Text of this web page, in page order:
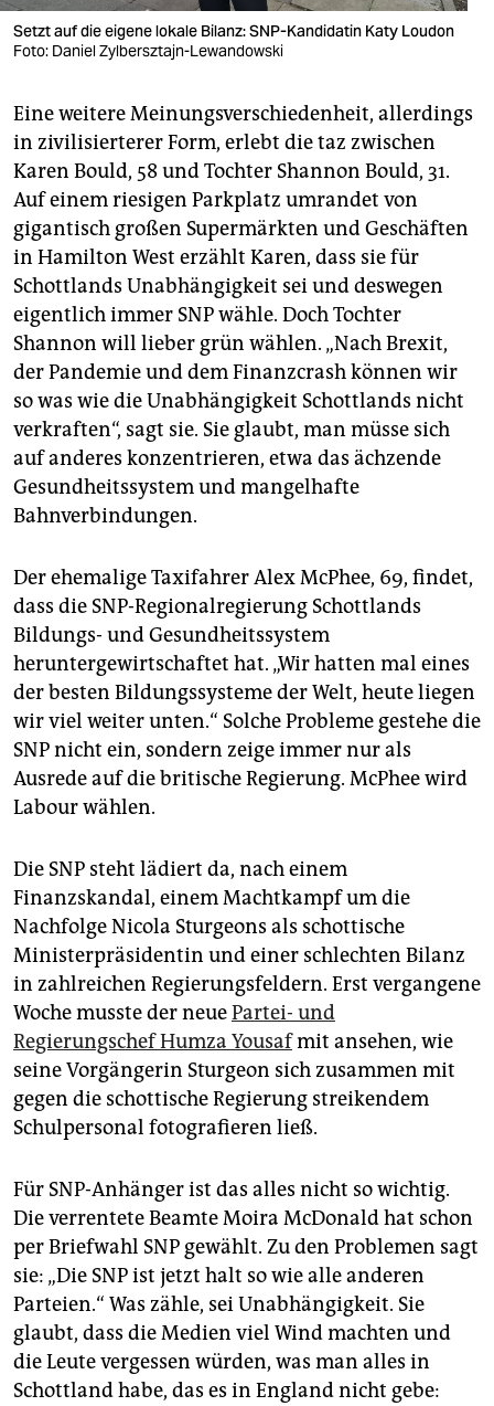
Setzt auf die eigene lokale Bilanz: SNP-Kandidatin Katy Loudon
Foto: Daniel Zylbersztajn-Lewandowski
Eine weitere Meinungsverschiedenheit, allerdings
in zivilisierterer Form, erlebt die taz zwischen
Karen Bould, 58 und Tochter Shannon Bould, 31.
Auf einem riesigen Parkplatz umrandet von
gigantisch großen Supermärkten und Geschäften
in Hamilton West erzählt Karen, dass sie für
Schottlands Unabhängigkeit sei und deswegen
eigentlich immer SNP wähle. Doch Tochter
Shannon will lieber grün wählen. „Nach Brexit,
der Pandemie und dem Finanzcrash können wir
so was wie die Unabhängigkeit Schottlands nicht
verkraften“, sagt sie. Sie glaubt, man müsse sich
auf anderes konzentrieren, etwa das ächzende
Gesundheitssystem und mangelhafte
Bahnverbindungen.
Der ehemalige Taxifahrer Alex McPhee, 69, findet,
dass die SNP-Regionalregierung Schottlands
Bildungs- und Gesundheitssystem
heruntergewirtschaftet hat. „Wir hatten mal eines
der besten Bildungssysteme der Welt, heute liegen
wir viel weiter unten.“ Solche Probleme gestehe die
SNP nicht ein, sondern zeige immer nur als
Ausrede auf die britische Regierung. McPhee wird
Labour wählen.
Die SNP steht lädiert da, nach einem
Finanzskandal, einem Machtkampf um die
Nachfolge Nicola Sturgeons als schottische
Ministerpräsidentin und einer schlechten Bilanz
in zahlreichen Regierungsfeldern. Erst vergangene
Woche musste der neuePartei- und
Regierungschef Humza Yousafmit ansehen, wie
seine Vorgängerin Sturgeon sich zusammen mit
gegen die schottische Regierung streikendem
Schulpersonal fotografieren ließ.
Für SNP-Anhänger ist das alles nicht so wichtig.
Die verrentete Beamte Moira McDonald hat schon
per Briefwahl SNP gewählt. Zu den Problemen sagt
sie: „Die SNP ist jetzt halt so wie alle anderen
Parteien.“ Was zähle, sei Unabhängigkeit. Sie
glaubt, dass die Medien viel Wind machten und
die Leute vergessen würden, was man alles in
Schottland habe, das es in England nicht gebe: